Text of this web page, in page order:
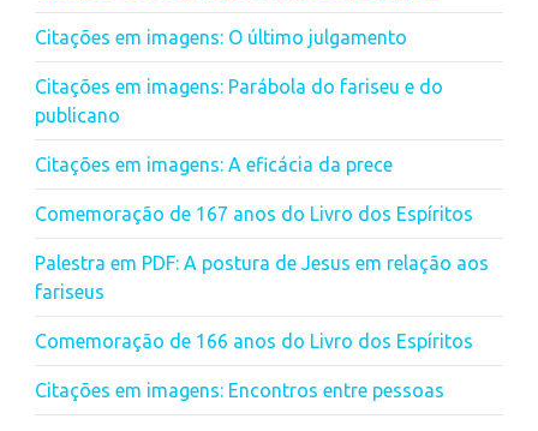
Citações em imagens: O último julgamento
Citações em imagens: Parábola do fariseu e do
publicano
Citações em imagens: A eficácia da prece
Comemoração de 167 anos do Livro dos Espíritos
Palestra em PDF: A postura de Jesus em relação aos
fariseus
Comemoração de 166 anos do Livro dos Espíritos
Citações em imagens: Encontros entre pessoas